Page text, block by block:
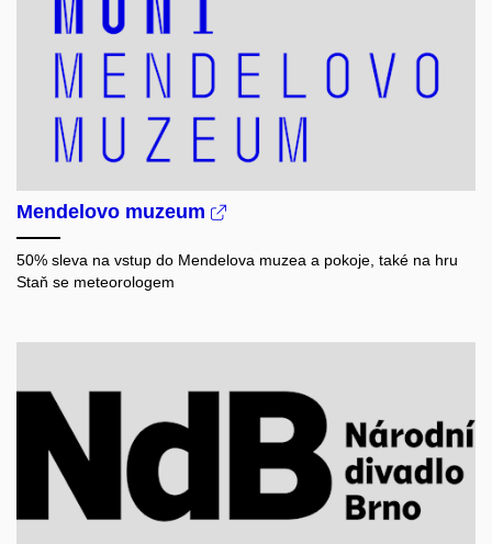
Mendelovo muzeum
50% sleva na vstup do Mendelova muzea a pokoje, také na hru
Staň se meteorologem